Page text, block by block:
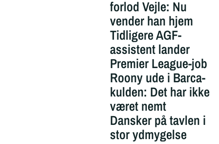
forlod Vejle: Nu
vender han hjem
Tidligere AGF-
assistent lander
Premier League-job
Roony ude i Barca-
kulden: Det har ikke
været nemt
Dansker på tavlen i
stor ydmygelse